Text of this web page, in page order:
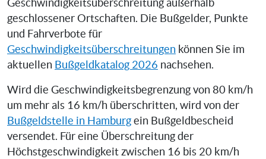
Geschwindigkeitsüberschreitung außerhalb
geschlossener Ortschaften. Die Bußgelder, Punkte
und Fahrverbote für
Geschwindigkeitsüberschreitungen können Sie im
aktuellen Bußgeldkatalog 2026 nachsehen.
Wird die Geschwindigkeitsbegrenzung von 80 km/h
um mehr als 16 km/h überschritten, wird von der
Bußgeldstelle in Hamburg ein Bußgeldbescheid
versendet. Für eine Überschreitung der
Höchstgeschwindigkeit zwischen 16 bis 20 km/h